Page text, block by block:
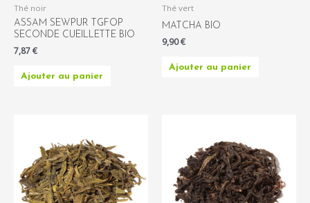
Thé noir
ASSAM SEWPUR TGFOP
SECONDE CUEILLETTE BIO
7,87€
Ajouter au panier
Thé vert
MATCHA BIO
9,90€
Ajouter au panier